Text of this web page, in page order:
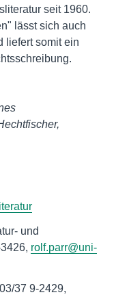
seit 1960.
lässt sich auch
liefert somit ein
und
rolf.parr@uni-
37 9-2429,